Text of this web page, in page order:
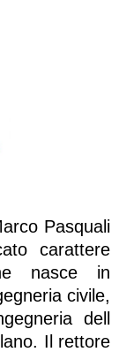
Pasquali
carattere
nasce in
civile,
dell
Il rettore